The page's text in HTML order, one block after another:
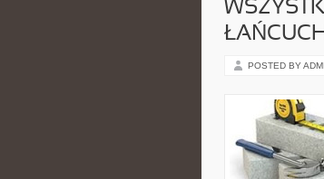
POSTED BY